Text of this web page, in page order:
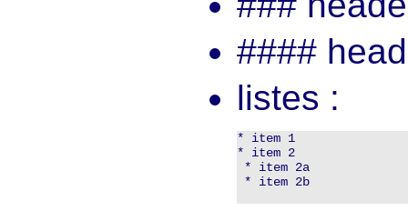
####
listes :
* item 1
* item 2
* item 2a
* item 2b